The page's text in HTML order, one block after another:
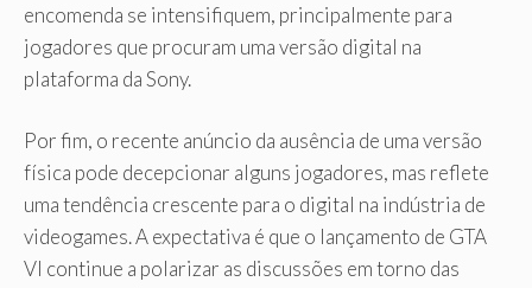
encomenda se intensifiquem, principalmente para
jogadores que procuram uma versão digital na
plataforma da Sony.
Por fim, o recente anúncio da ausência de uma versão
física pode decepcionar alguns jogadores, mas reflete
uma tendência crescente para o digital na indústria de
videogames. A expectativa é que o lançamento de GTA
VI continue a polarizar as discussões em torno das